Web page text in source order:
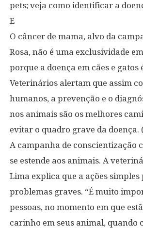
pets; veja como identificar a
E
O câncer de mama, alvo da
Rosa, não é uma exclusividade
porque a doença em cães e gatos
Veterinários alertam que assim
humanos, a prevenção e o
nos animais são os melhores
evitar o quadro grave da doença.
A campanha de conscientização
se estende aos animais. A
Lima explica que a ações
problemas graves. “É muito
pessoas, no momento em que
carinho em seus animal, quando